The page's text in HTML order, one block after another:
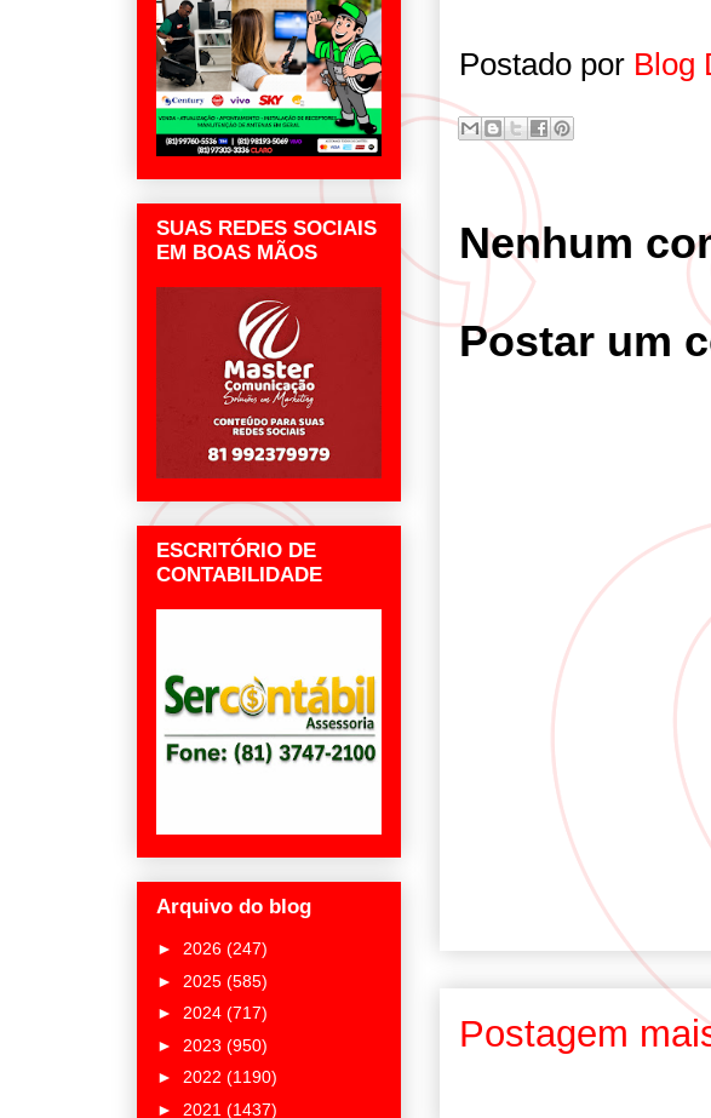
Postado por Blog
Nenhum
Postar um
Postagem
SUAS REDES SOCIAIS
EM BOAS MÃOS
ESCRITÓRIO DE
CONTABILIDADE
Arquivo do blog
► 2026 (247)
► 2025 (585)
► 2024 (717)
► 2023 (950)
► 2022 (1190)
► 2021 (1437)